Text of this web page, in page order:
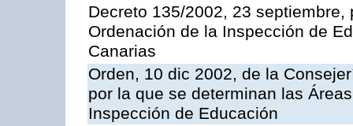
Decreto 135/2002, 23
Ordenación de la Inspección de
Canarias
Orden, 10 dic 2002, de la
por la que se determinan las
Inspección de Educación